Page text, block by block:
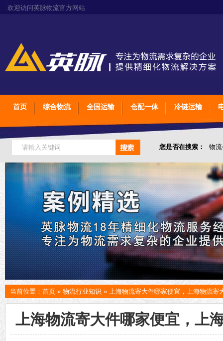
欢迎访问英脉物流官方网站
首页 综合物流 全国运输 仓配一体 冷链运输
您是否在搜索： 物
仓储综合专业定制物
当前位置： 首页 » 物流行业知识 » 上海物流寄大件哪家便宜，上海物流寄
上海物流寄大件哪家便宜，上